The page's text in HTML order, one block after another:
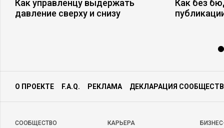
Как управленцу выдержать
давление сверху и снизу
Как без
О ПРОЕКТЕ F.A.Q. РЕКЛАМА ДЕКЛАРАЦИЯ
CООБЩЕСТВО КАРЬЕРА